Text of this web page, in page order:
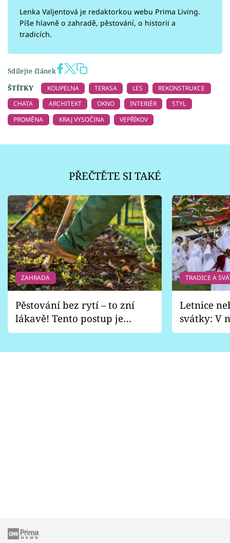
Lenka Valjentová je redaktorkou webu Prima Living.
Píše hlavně o zahradě, pěstování, o historii a
tradicích.
Sdílejte článek
ŠTÍTKY
KOUPELNA TERASA LES
REKONSTRUKCE
CHATA
ARCHITEKT OKNO INTERIÉR
STYL
PROMĚNA
KRAJ VYSOČINA VEPŘÍKOV
PŘEČTĚTE SI TAKÉ
ZAHRADA
Pěstování bez rytí – to zní
lákavě! Tento postup je
vhodný jen pro některé
TRADICE A
Letnice
svátky: V
pondělí